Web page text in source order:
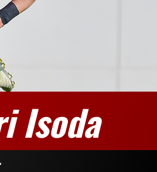
Isoda